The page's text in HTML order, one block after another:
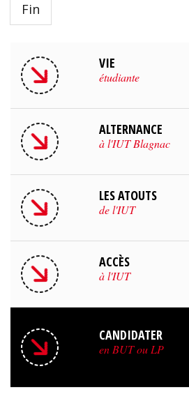
Fin
VIE
étudiante
ALTERNANCE
à l'IUT Blagnac
LES ATOUTS
de l'IUT
ACCÈS
à l'IUT
CANDIDATER
en BUT ou LP